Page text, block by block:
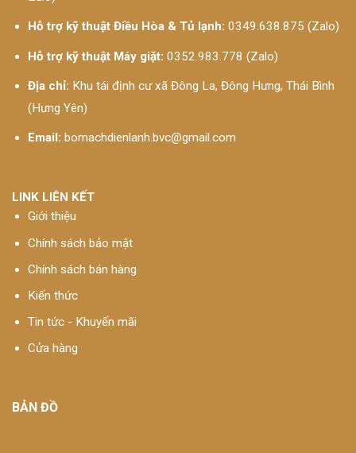
Hỗ trợ kỹ thuật Điều Hòa & Tủ lạnh: 0349.638.875 (Zalo)
Hỗ trợ kỹ thuật Máy giặt: 0352.983.778 (Zalo)
Địa chỉ: Khu tái định cư xã Đông La, Đông Hưng, Thái Bình
(Hưng Yên)
Email: bomachdienlanh.bvc@gmail.com
LINK LIÊN KẾT
Giới thiệu
Chính sách bảo mật
Chính sách bán hàng
Kiến thức
Tin tức - Khuyến mãi
Cửa hàng
BẢN ĐỒ